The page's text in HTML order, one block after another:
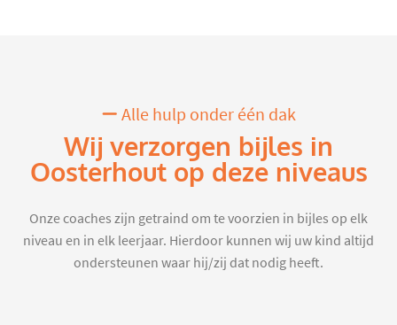
Alle hulp onder één dak
Wij verzorgen bijles in
Oosterhout op deze niveaus
Onze coaches zijn getraind om te voorzien in bijles op elk
niveau en in elk leerjaar. Hierdoor kunnen wij uw kind altijd
ondersteunen waar hij/zij dat nodig heeft.